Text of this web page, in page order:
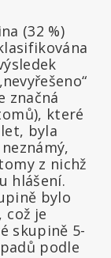
(32 %)
značná
které
byla
z nichž
hlášení.
bylo
, což je
skupině 5-
podle